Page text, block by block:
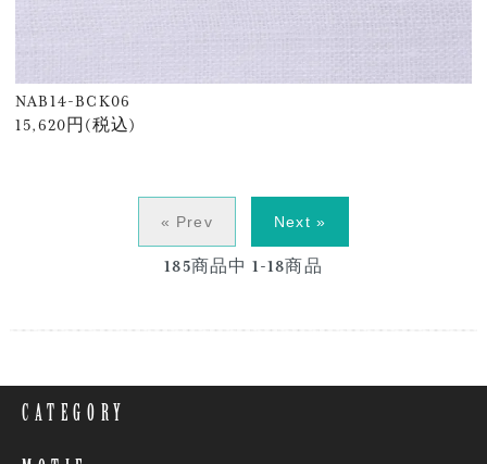
NAB14-BCK06
15,620円(税込)
« Prev Next »
185商品中 1-18商品
CATEGORY